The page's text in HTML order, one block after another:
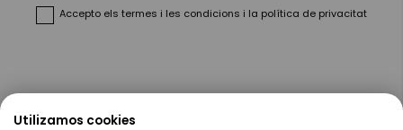
Accepto els termes i les condicions i la política de privacitat
Sobre Nosaltres
Utilizamos cookies